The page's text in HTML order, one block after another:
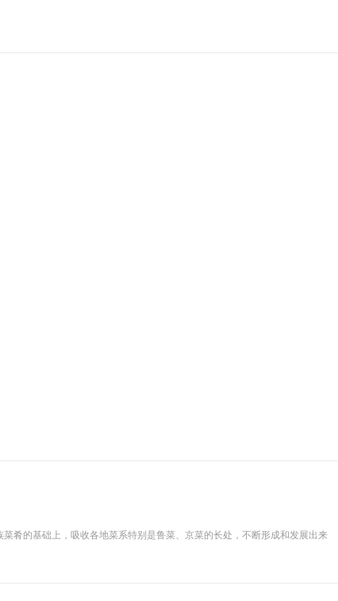
肴的基础上，吸收各地菜系特别是鲁菜、京菜的长处，不断形成和发展出来